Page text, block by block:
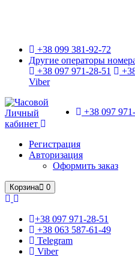
+38 099 381-92-72
Другие операторы
+38 097 971-28-51
Viber
+38 097
Личный
кабинет
Регистрация
Авторизация
Оформить заказ
Корзина 0
+38 097 971-28-51
+38 063 587-61-49
Telegram
Viber